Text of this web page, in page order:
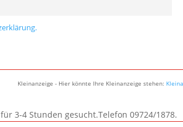
Kleinanzeige - Hier könnte Ihre Kleinanzeige stehen:
3-4 Stunden gesucht.Telefon 09724/1878.